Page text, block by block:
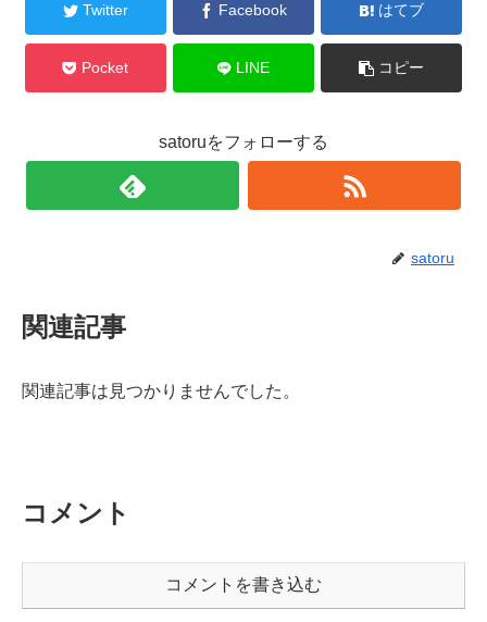
Twitter Facebook はてブ
Pocket LINE コピー
satoruをフォローする
satoru
関連記事
関連記事は見つかりませんでした。
コメント
コメントを書き込む